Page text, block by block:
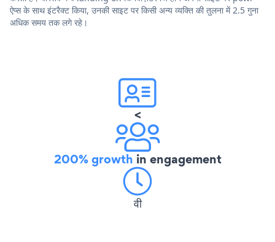
ऐप्स के साथ इंटरैक्ट किया, उनकी साइट पर किसी अन्य व्यक्ति की तुलना में 2.5 गुना
अधिक समय तक लगे रहे।
<
200% growth in engagement
वी